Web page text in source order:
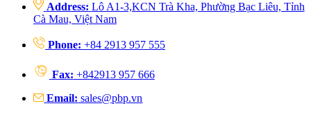
Address: Lô A1-3,KCN Trà Kha, Phường Bạc Liêu, Tỉnh
Cà Mau, Việt Nam
Phone: +84 2913 957 555
Fax: +842913 957 666
Email: sales@pbp.vn